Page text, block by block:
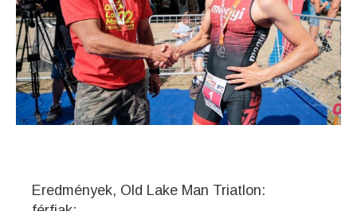
Eredmények, Old Lake Man Triatlon: